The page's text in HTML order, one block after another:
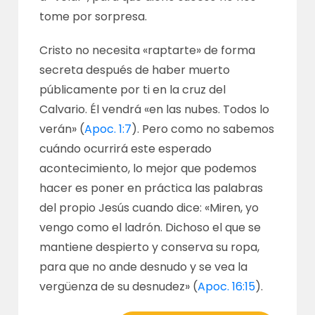
tome por sorpresa.
Cristo no necesita «raptarte» de forma
secreta después de haber muerto
públicamente por ti en la cruz del
Calvario. Él vendrá «en las nubes. Todos lo
verán» (Apoc. 1:7). Pero como no sabemos
cuándo ocurrirá este esperado
acontecimiento, lo mejor que podemos
hacer es poner en práctica las palabras
del propio Jesús cuando dice: «Miren, yo
vengo como el ladrón. Dichoso el que se
mantiene despierto y conserva su ropa,
para que no ande desnudo y se vea la
vergüenza de su desnudez» (Apoc. 16:15).